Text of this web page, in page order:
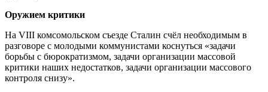
Оружием критики
На VIII комсомольском съезде Сталин счёл необходимым в
разговоре с молодыми коммунистами коснуться «задачи
борьбы с бюрократизмом, задачи организации массовой
критики наших недостатков, задачи организации массового
контроля снизу».